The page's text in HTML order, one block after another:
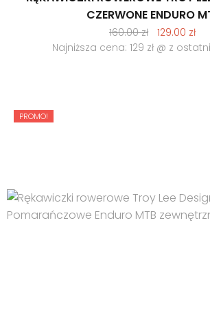
CZERWONE ENDURO
160.00zł
Pierwotna
cena
129.00 zł
Najniższa cena: 129 zł @ z
PROMO!